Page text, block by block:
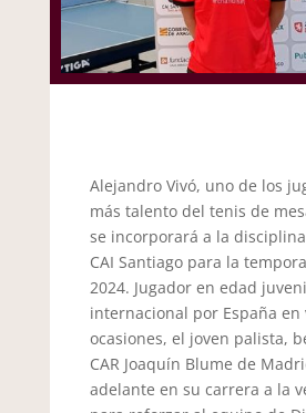
Alejandro Vivó, uno de los
más talento del tenis de
se incorporará a la
CAI Santiago para la
2024. Jugador en edad
internacional por España en
ocasiones, el joven palista,
CAR Joaquín Blume de
adelante en su carrera a la